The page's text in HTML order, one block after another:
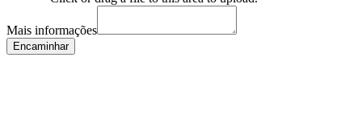
Mais informações
Encaminhar